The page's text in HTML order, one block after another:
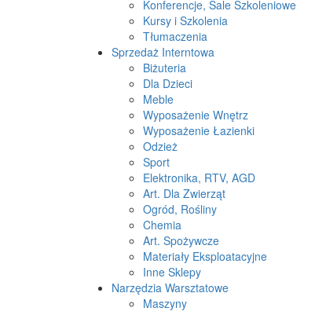
Konferencje, Sale Szkoleniowe
Kursy i Szkolenia
Tłumaczenia
Sprzedaż Interntowa
Biżuteria
Dla Dzieci
Meble
Wyposażenie Wnętrz
Wyposażenie Łazienki
Odzież
Sport
Elektronika, RTV, AGD
Art. Dla Zwierząt
Ogród, Rośliny
Chemia
Art. Spożywcze
Materiały Eksploatacyjne
Inne Sklepy
Narzędzia Warsztatowe
Maszyny